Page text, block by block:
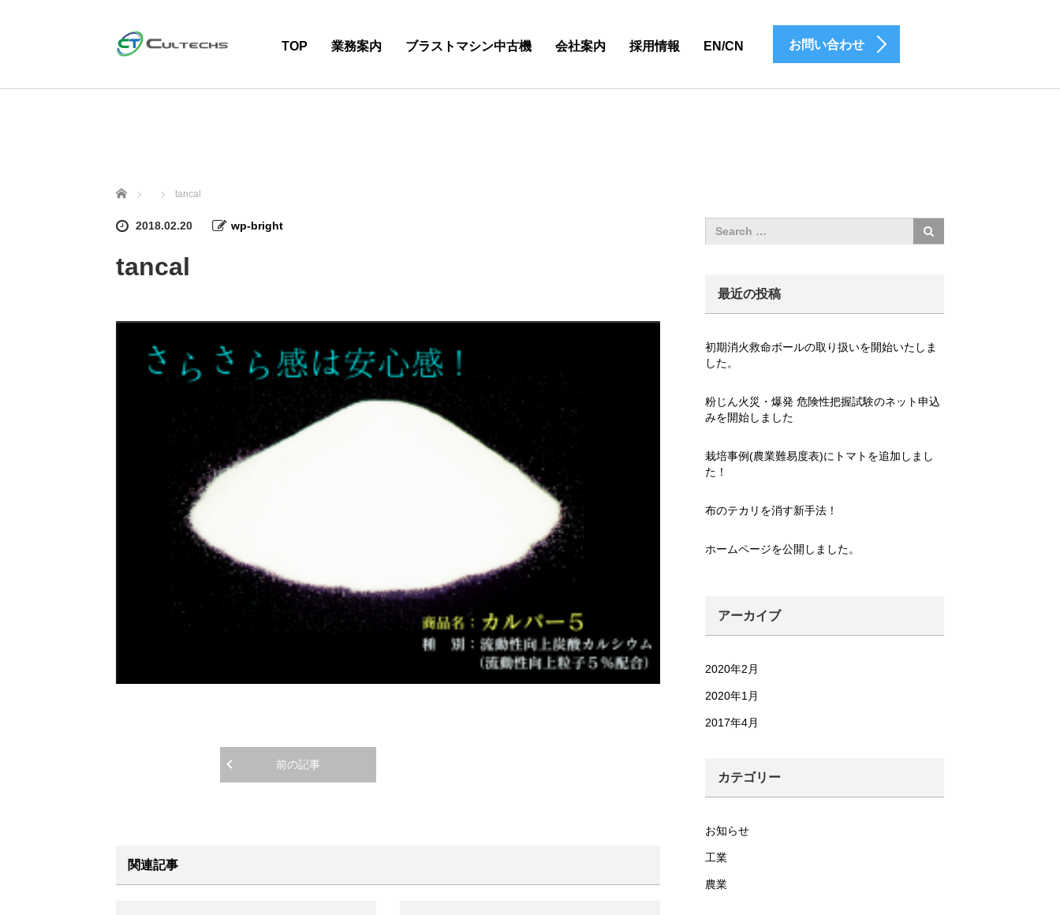
TOP 業務案内 ブラストマシン中古機 会社案内 採用情報 EN/CN お問い合わせ
ホーム tancal
2018.02.20 wp-bright
tancal
前の記事
関連記事
最近の投稿
初期消火救命ボールの取り扱いを開始いたしま
した。
粉じん火災・爆発 危険性把握試験のネット申込
みを開始しました
栽培事例(農業難易度表)にトマトを追加しまし
た！
布のテカリを消す新手法！
ホームページを公開しました。
アーカイブ
2020年2月
2020年1月
2017年4月
カテゴリー
お知らせ
工業
農業